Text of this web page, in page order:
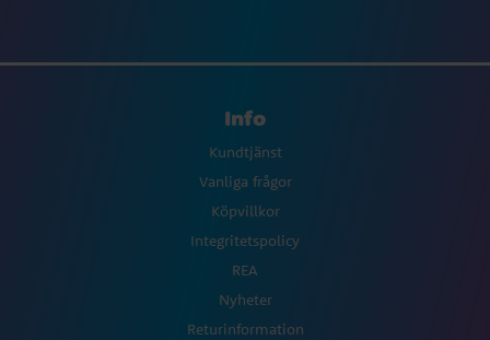
Info
Kundtjänst
Vanliga frågor
Köpvillkor
Integritetspolicy
REA
Nyheter
Returinformation